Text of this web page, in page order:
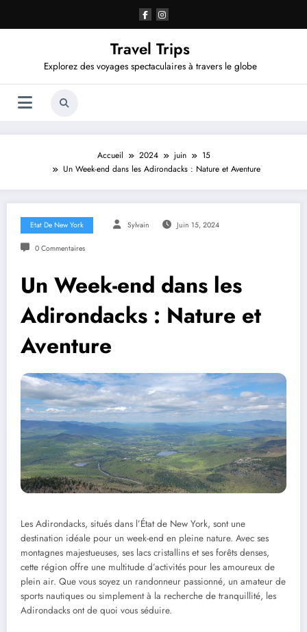
contenu
Travel Trips
Explorez des voyages spectaculaires à travers le globe
Accueil 2024 juin
15
Un Week-end dans les Adirondacks : Nature et Aventure
Etat De New York Sylvain Juin 15, 2024
0 Commentaires
Un Week-end dans les
Adirondacks : Nature et
Aventure
Les Adirondacks, situés dans l’État de New York, sont une
destination idéale pour un week-end en pleine nature. Avec ses
montagnes majestueuses, ses lacs cristallins et ses forêts denses,
cette région offre une multitude d’activités pour les amoureux de
plein air. Que vous soyez un randonneur passionné, un amateur de
sports nautiques ou simplement à la recherche de tranquillité, les
Adirondacks ont de quoi vous séduire.